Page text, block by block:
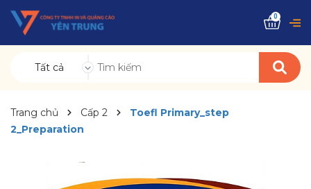
Tất cả
0
Trang chủ Cấp 2
Toefl Primary_step
2_Preparation